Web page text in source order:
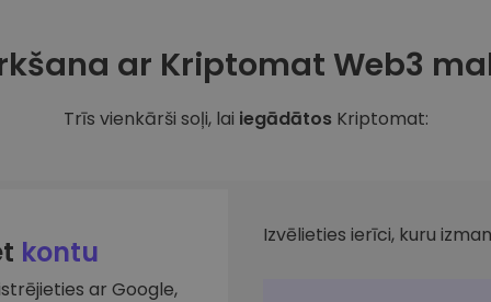
Pievienotie
Kriptomat pievienotie žetoni
būtu nopircis 100 €
KriptoEarn
Nopelniet atlīdzību par savu
Seifs
Jūsu
Viedas
ar Kriptomat Web3
Trīs vienkārši soļi, lai iegādātos Kriptomat:
kontu
ar Google,
Izvēlieties ierīci, kuru